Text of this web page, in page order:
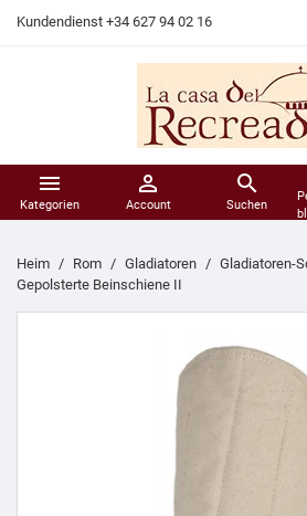
Kundendienst +34 627 94 02 16

Kategorien

Account

Suchen
Heim Rom Gladiatoren
Gladiatoren-
Gepolsterte Beinschiene II